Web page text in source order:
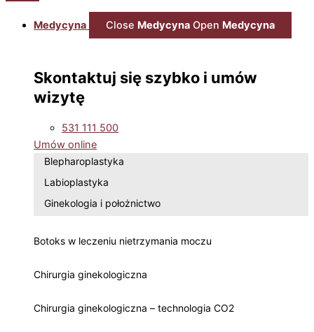
Medycyna Close Medycyna Open Medycyna
Skontaktuj się szybko i umów
wizytę
531 111 500
Umów online
Blepharoplastyka
Labioplastyka
Ginekologia i położnictwo
Botoks w leczeniu nietrzymania moczu
Chirurgia ginekologiczna
Chirurgia ginekologiczna – technologia CO2